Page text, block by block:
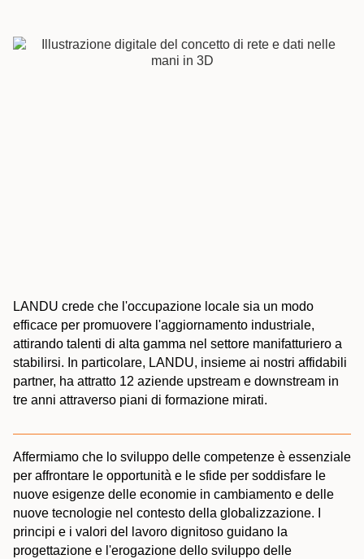
LANDU crede che l'occupazione locale sia un modo
efficace per promuovere l'aggiornamento industriale,
attirando talenti di alta gamma nel settore manifatturiero a
stabilirsi. In particolare, LANDU, insieme ai nostri affidabili
partner, ha attratto 12 aziende upstream e downstream in
tre anni attraverso piani di formazione mirati.
Affermiamo che lo sviluppo delle competenze è essenziale
per affrontare le opportunità e le sfide per soddisfare le
nuove esigenze delle economie in cambiamento e delle
nuove tecnologie nel contesto della globalizzazione. I
principi e i valori del lavoro dignitoso guidano la
progettazione e l'erogazione dello sviluppo delle